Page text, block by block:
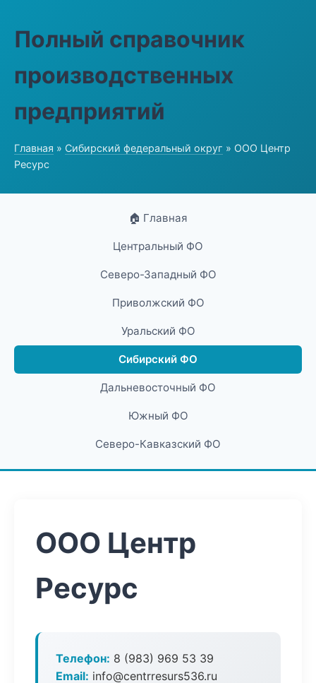
Полный справочник
производственных
предприятий
Главная » Сибирский федеральный округ » ООО Центр
Ресурс
🏠 Главная
Центральный ФО
Северо-Западный ФО
Приволжский ФО
Уральский ФО
Сибирский ФО
Дальневосточный ФО
Южный ФО
Северо-Кавказский ФО
ООО Центр
Ресурс
Телефон: 8 (983) 969 53 39
Email: info@centrresurs536.ru